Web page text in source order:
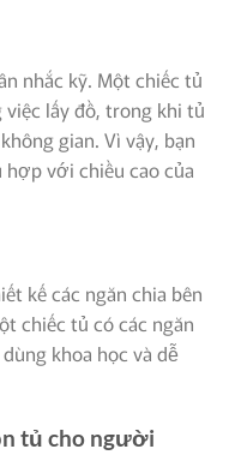
nhắc kỹ. Một chiếc tủ
lấy đồ, trong khi tủ
gian. Vì vậy, bạn
hợp với chiều cao của
kế các ngăn chia bên
chiếc tủ có các ngăn
khoa học và dễ
tủ cho người